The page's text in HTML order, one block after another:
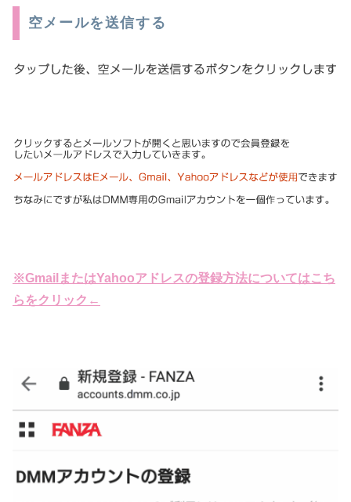
空メールを送信する
※GmailまたはYahooアドレスの登録方法についてはこち
らをクリック←